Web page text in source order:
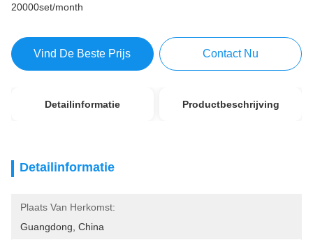
20000set/month
Vind De Beste Prijs Contact Nu
Detailinformatie Productbeschrijving
Detailinformatie
Plaats Van Herkomst:
Guangdong, China